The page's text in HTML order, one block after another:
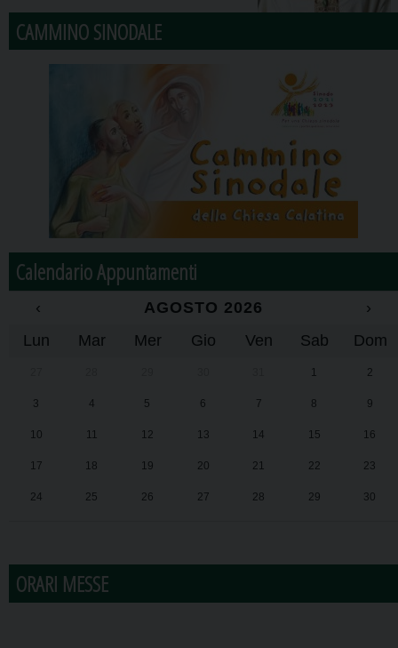
CAMMINO SINODALE
Calendario Appuntamenti
‹ AGOSTO 2026
›
Lun
Mar Mer Gio Ven Sab Dom
1 2
3 4 5 6 7 8 9
10 11 12 13 14 15 16
17 18 19 20 21 22 23
24 25 26 27 28 29 30
ORARI MESSE